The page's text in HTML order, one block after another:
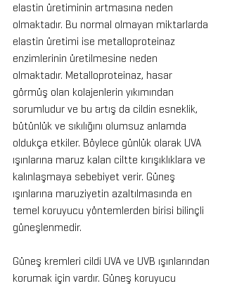
elastin üretiminin artmasına neden
olmaktadır. Bu normal olmayan miktarlarda
elastin üretimi ise metalloproteinaz
enzimlerinin üretilmesine neden
olmaktadır. Metalloproteinaz, hasar
görmüş olan kolajenlerin yıkımından
sorumludur ve bu artış da cildin esneklik,
bütünlük ve sıkılığını olumsuz anlamda
oldukça etkiler. Böylece günlük olarak UVA
ışınlarına maruz kalan ciltte kırışıklıklara ve
kalınlaşmaya sebebiyet verir. Güneş
ışınlarına maruziyetin azaltılmasında en
temel koruyucu yöntemlerden birisi bilinçli
güneşlenmedir.
Güneş kremleri cildi UVA ve UVB ışınlarından
korumak için vardır. Güneş koruyucu